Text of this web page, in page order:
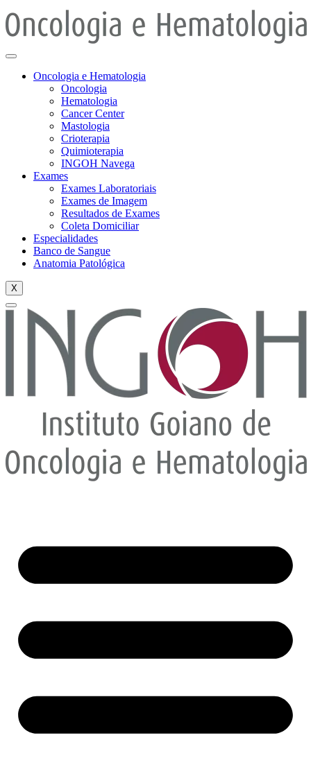
Oncologia e Hematologia
Oncologia
Hematologia
Cancer Center
Mastologia
Crioterapia
Quimioterapia
INGOH Navega
Exames
Exames Laboratoriais
Exames de Imagem
Resultados de Exames
Coleta Domiciliar
Especialidades
Banco de Sangue
Anatomia Patológica
X